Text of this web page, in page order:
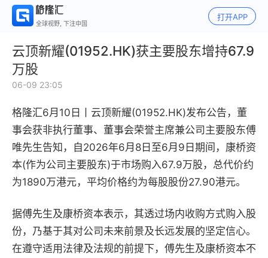
全球视野, 下注中国
打开APP
云顶新耀(01952.HK)获主要股东增持67.9
万股
06-09 23:05
格隆汇6月10日丨 云顶新耀(01952.HK)发布公告，董
事会获非执行董事、董事会荣誉主席兼公司主要股东傅
唯先生告知，自2026年6月8日至6月9日期间，康桥资
本(作为公司主要股东)于市场购入67.9万股，总代价约
为1890万港元，平均价格约为每股股份27.90港元。
据傅先生及康桥资本表示，其透过场内收购方式购入股
份，乃基于其对公司未来前景及长远发展的坚定信心。
在遵守适用法律及法规的前提下，傅先生及康桥资本不